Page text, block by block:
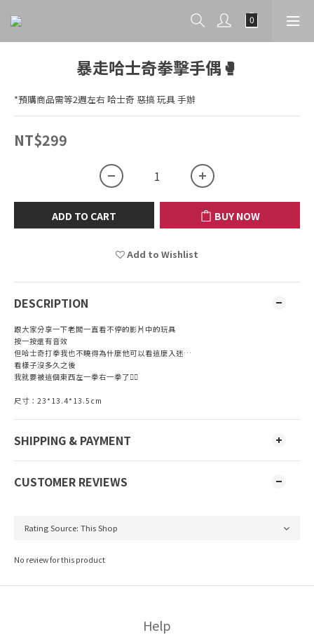
暴走哈士奇拳擊手偶🥊
*預購商品需等2週左右 哈士奇 惡搞 玩具 手辦
NT$299
ADD TO CART BUY NOW
Add to Wishlist
DESCRIPTION
跟大家分享一下老闆一直看不停的影片中的玩具
按一按還有音效
但哈士奇打拳我也不曉得為什麼他可以看這麼入迷…
看樣子沒多久之後
我就要被這個東西左一拳右一拳了😮‍💨
尺寸：23*13.4*13.5cm
SHIPPING & PAYMENT
CUSTOMER REVIEWS
No review for this product
Help